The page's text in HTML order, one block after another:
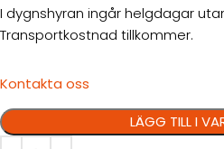
I dygnshyran ingår helgdagar
Transportkostnad tillkommer.
Kontakta oss
LÄGG TILL I